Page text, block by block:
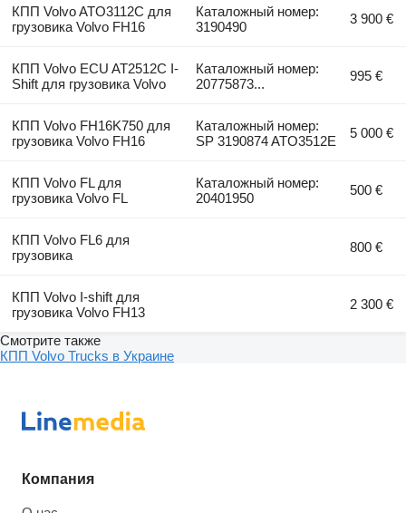
КПП Volvo ATO3112C для
грузовика Volvo FH16
Каталожный номер:
3190490
3 900 €
КПП Volvo ECU AT2512C I-
Shift для грузовика Volvo
Каталожный номер:
20775873...
995 €
КПП Volvo FH16K750 для
грузовика Volvo FH16
Каталожный номер:
SP 3190874 ATO3512E
5 000 €
КПП Volvo FL для
грузовика Volvo FL
Каталожный номер:
20401950
500 €
КПП Volvo FL6 для
грузовика
800 €
КПП Volvo I-shift для
грузовика Volvo FH13
2 300 €
Смотрите также
КПП Volvo Trucks в Украине
Компания